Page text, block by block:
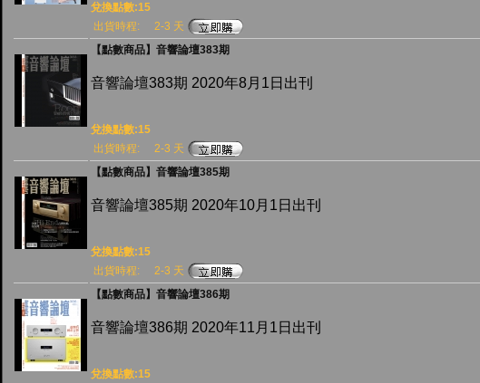
兌換點數:15
出貨時程:
2-3 天
【點數商品】音響論壇383期
音響論壇383期 2020年8月1日出刊
兌換點數:15
出貨時程:
2-3 天
【點數商品】音響論壇385期
音響論壇385期 2020年10月1日出刊
兌換點數:15
出貨時程:
2-3 天
【點數商品】音響論壇386期
音響論壇386期 2020年11月1日出刊
兌換點數:15